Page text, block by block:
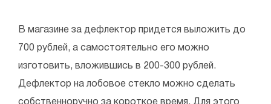
В магазине за дефлектор придется выложить до
700 рублей, а самостоятельно его можно
изготовить, вложившись в 200-300 рублей.
Дефлектор на лобовое стекло можно сделать
собственноручно за короткое время. Для этого